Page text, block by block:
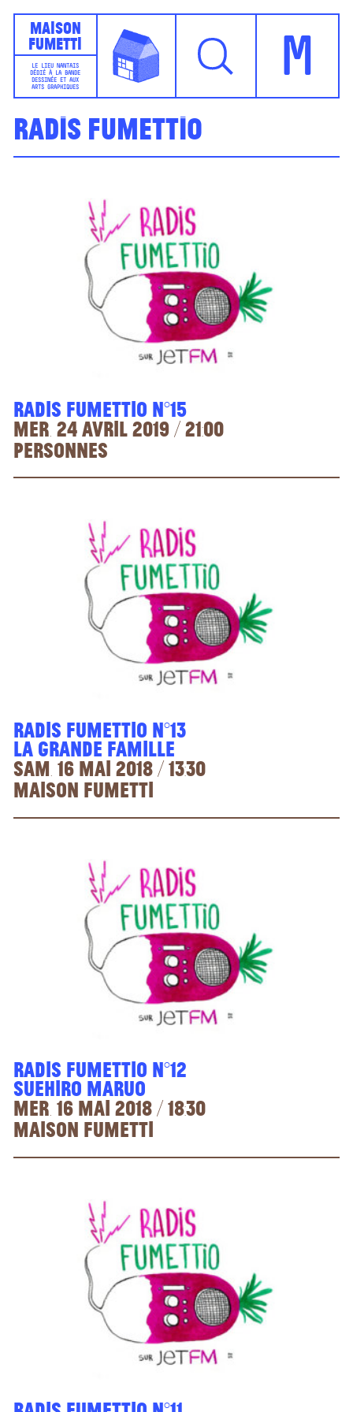
Maison
Fumetti
LE LIEU NANTAIS
DÉDIÉ À LA BANDE
DESSINÉE ET AUX
ARTS GRAPHIQUES
M
Radis Fumettio
Radis Fumettio n°15
Mer. 24 avril 2019 / 21:00
Personnes
Radis Fumettio n°13
La grande famille
Sam. 16 mai 2018 / 13:30
Maison Fumetti
Radis Fumettio n°12
Suehiro Maruo
Mer. 16 mai 2018 / 18:30
Maison Fumetti